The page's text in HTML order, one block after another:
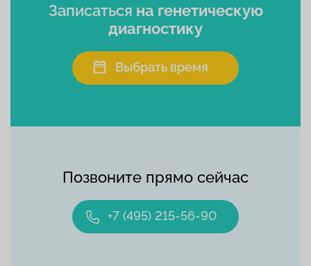
Позвоните прямо сейчас
+7 (495) 215-56-90
Записаться на генетическую
диагностику
Выбрать время